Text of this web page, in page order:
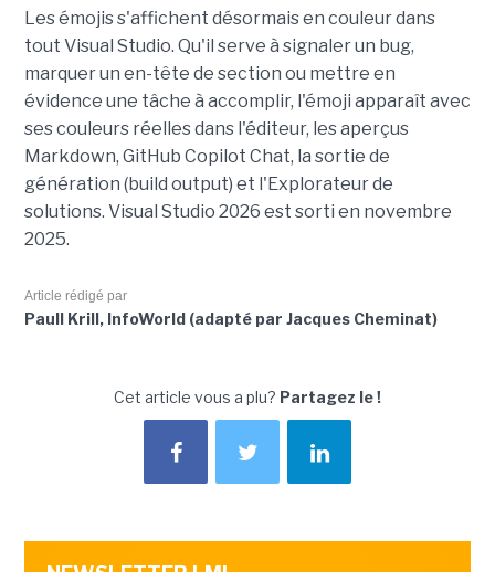
Les émojis s'affichent désormais en couleur dans
tout Visual Studio. Qu'il serve à signaler un bug,
marquer un en-tête de section ou mettre en
évidence une tâche à accomplir, l'émoji apparaît avec
ses couleurs réelles dans l'éditeur, les aperçus
Markdown, GitHub Copilot Chat, la sortie de
génération (build output) et l'Explorateur de
solutions. Visual Studio 2026 est sorti en novembre
2025.
Article rédigé par
Paull Krill, InfoWorld (adapté par Jacques Cheminat)
Cet article vous a plu? Partagez le !